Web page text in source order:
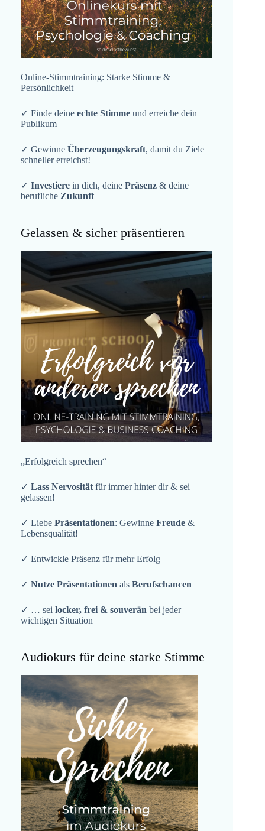
Online-Stimmtraining: Starke Stimme &
Persönlichkeit
✓ Finde deine echte Stimme und erreiche dein
Publikum
✓ Gewinne Überzeugungskraft, damit du Ziele
schneller erreichst!
✓ Investiere in dich, deine Präsenz & deine
berufliche Zukunft
Gelassen & sicher präsentieren
„Erfolgreich sprechen“
✓ Lass Nervosität für immer hinter dir & sei
gelassen!
✓ Liebe Präsentationen: Gewinne Freude &
Lebensqualität!
✓ Entwickle Präsenz für mehr Erfolg
✓ Nutze Präsentationen als Berufschancen
✓ … sei locker, frei & souverän bei jeder
wichtigen Situation
Audiokurs für deine starke Stimme